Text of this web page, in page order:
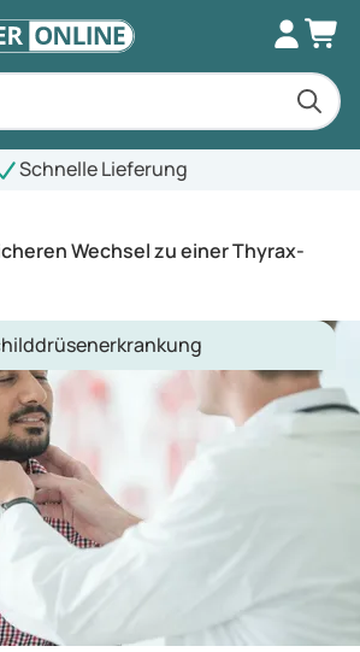
Schnelle Lieferung
Wechsel zu einer Thyrax-